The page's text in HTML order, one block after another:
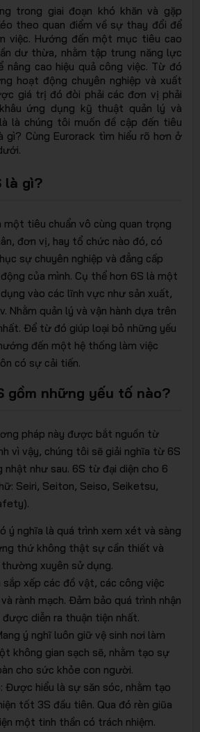
lưu
trong giai đoạn khó khăn và gặp
theo quan điểm về sự thay đổi để
việc. Hướng đến một mục tiêu cao
dư thừa, nhằm tập trung năng lực
nâng cao hiệu quả công việc. Từ đó
hoạt động chuyên nghiệp và xuất
giá trị đó đòi phải các đơn vị phải
ứng dụng kỹ thuật quản lý và
là chúng tôi muốn đề cập đến tiêu
gì? Cùng Eurorack tìm hiểu rõ hơn ở
là gì?
tiêu chuẩn vô cùng quan trọng
đơn vị, hay tổ chức nào đó, có
sự chuyên nghiệp và đẳng cấp
của mình. Cụ thể hơn 6S là một
vào các lĩnh vực như sản xuất,
Nhằm quản lý và vận hành dựa trên
Để từ đó giúp loại bỏ những yếu
đến một hệ thống làm việc
có sự cải tiến.
gồm những yếu tố nào?
pháp này được bắt nguồn từ
vì vậy, chúng tôi sẽ giải nghĩa từ 6S
nhật như sau. 6S từ đại diện cho 6
Seiri, Seiton, Seiso, Seiketsu,
ý nghĩa là quá trình xem xét và sàng
thứ không thật sự cần thiết và
xuyên sử dụng.
xếp các đồ vật, các công việc
rành mạch. Đảm bảo quá trình nhận
diễn ra thuận tiện nhất.
ý nghĩ luôn giữ vệ sinh nơi làm
không gian sạch sẽ, nhằm tạo sự
cho sức khỏe con người.
Được hiểu là sự săn sóc, nhằm tạo
tốt 3S đầu tiên. Qua đó rèn giũa
một tinh thần có trách nhiệm.